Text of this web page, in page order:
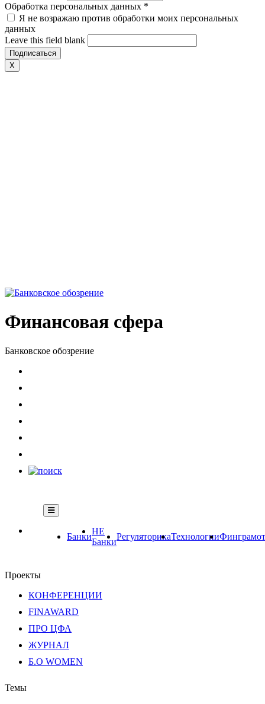
Обработка персональных данных *
Я не возражаю против обработки моих персональных
данных
Leave this field blank
X
Финансовая сфера
Банковское обозрение
Банки
НЕ
Банки
РегуляторикаТехнологии
Проекты
КОНФЕРЕНЦИИ
FINAWARD
ПРО ЦФА
ЖУРНАЛ
Б.О WOMEN
Темы